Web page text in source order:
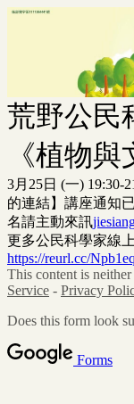
荒野公民
《植物
3月25日 (一) 19:30-
的連結】講座通知
名請主動來訊
更多公民科學家線
https://reurl.cc/Npb1eq
This content is
Service - Privacy
Does this form look
Forms